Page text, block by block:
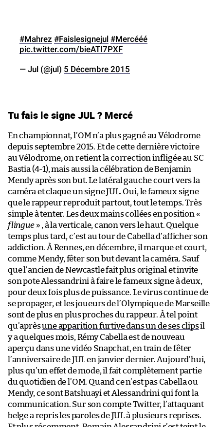
#Mahrez #Faislesignejul #Mercééé
pic.twitter.com/bieATI7PXF
— Jul (@jul) 5 Décembre 2015
Tu fais le signe JUL ? Mercé
En championnat, l’OM n’a plus gagné au Vélodrome
depuis septembre 2015. Et de cette dernière victoire
au Vélodrome, on retient la correction infligée au SC
Bastia (4-1), mais aussi la célébration de Benjamin
Mendy après son but. Le latéral gauche court vers la
caméra et claque un signe JUL. Oui, le fameux signe
que le rappeur reproduit partout, tout le temps. Très
simple à tenter. Les deux mains collées en position «
flingue» , à la verticale, canon vers le haut. Quelque
temps plus tard, c’est au tour de Cabella d’afficher son
addiction. À Rennes, en décembre, il marque et court,
comme Mendy, fêter son but devant la caméra. Sauf
que l’ancien de Newcastle fait plus original et invite
son pote Alessandrini à faire le fameux signe à deux,
pour deux fois plus de puissance. Le virus continue de
se propager, et les joueurs de l’Olympique de Marseille
sont de plus en plus proches du rappeur. À tel point
qu’aprèsune apparition furtive dans un de ses clipsil
y a quelques mois, Rémy Cabella est de nouveau
aperçu dans une vidéo Snapchat, en train de fêter
l’anniversaire de JUL en janvier dernier. Aujourd’hui,
plus qu’un effet de mode, il fait complètement partie
du quotidien de l’OM. Quand ce n’est pas Cabella ou
Mendy, ce sont Batshuayi et Alessandrini qui font la
communication. Sur son compte Twitter, l’attaquant
belge a repris les paroles de JUL à plusieurs reprises.